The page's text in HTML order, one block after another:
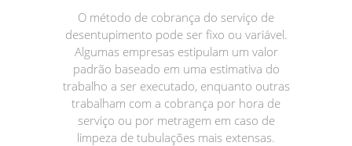
O método de cobrança do serviço de
desentupimento pode ser fixo ou variável.
Algumas empresas estipulam um valor
padrão baseado em uma estimativa do
trabalho a ser executado, enquanto outras
trabalham com a cobrança por hora de
serviço ou por metragem em caso de
limpeza de tubulações mais extensas.